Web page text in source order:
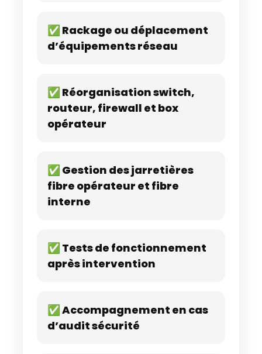
✅ Rackage ou déplacement
d’équipements réseau
✅ Réorganisation switch,
routeur, firewall et box
opérateur
✅ Gestion des jarretières
fibre opérateur et fibre
interne
✅ Tests de fonctionnement
après intervention
✅ Accompagnement en cas
d’audit sécurité